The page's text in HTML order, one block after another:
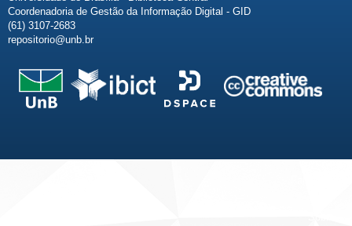
Coordenadoria de Gestão da Informação Digital - GID
(61) 3107-2683
repositorio@unb.br